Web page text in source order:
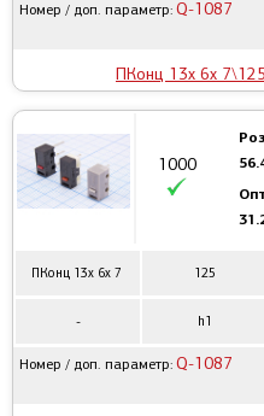
Номер / доп. параметр: Q-1087
ПКонц 13x 6x
ПКонц 13x 6x 7 125
- h1
Номер / доп. параметр: Q-1087
1000